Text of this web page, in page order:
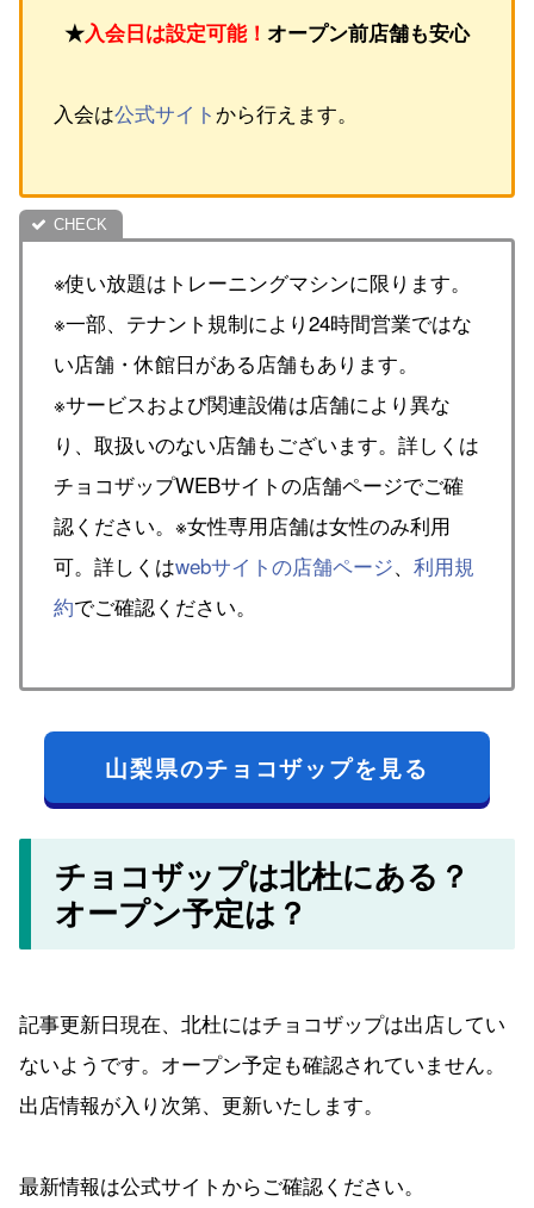
★入会日は設定可能！ オープン前店舗も安心
入会は公式サイト から行えます。
※使い放題はトレーニングマシンに限ります。
※一部、テナント規制により24時間営業ではな
い店舗・休館日がある店舗もあります。
※サービスおよび関連設備は店舗により異な
り、取扱いのない店舗もございます。詳しくは
チョコザップWEBサイトの店舗ページでご確
認ください。※女性専用店舗は女性のみ利用
可。詳しくはwebサイトの店舗ページ、 利用規
約でご確認ください。
山梨県のチョコザップを見る
チョコザップは北杜にある？
オープン予定は？
記事更新日現在、北杜にはチョコザップは出店してい
ないようです。オープン予定も確認されていません。
出店情報が入り次第、更新いたします。
最新情報は公式サイトからご確認ください。